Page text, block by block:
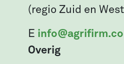
(regio Zuid en
E
Overig